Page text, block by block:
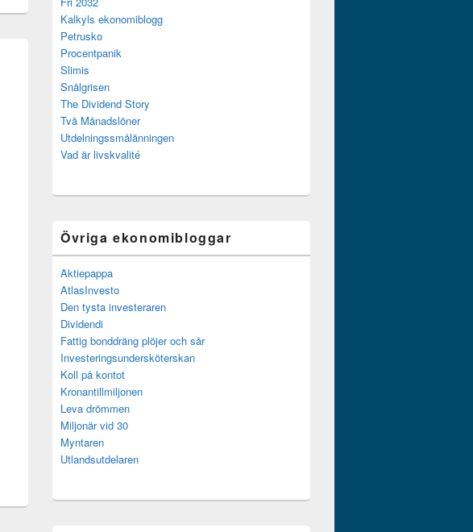
Kalkyls ekonomiblogg
Petrusko
Procentpanik
Slimis
Snålgrisen
The Dividend Story
Två Månadslöner
Utdelningssmålänningen
Vad är livskvalité
Övriga ekonomibloggar
Aktiepappa
AtlasInvesto
Den tysta investeraren
Dividendi
Fattig bonddräng plöjer och sår
Investeringsundersköterskan
Koll på kontot
Kronantillmiljonen
Leva drömmen
Miljonär vid 30
Myntaren
Utlandsutdelaren